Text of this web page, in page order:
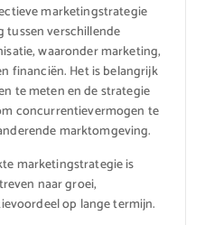
marketingstrategie
tussen verschillende
waaronder marketing,
financiën. Het is belangrijk
te meten en de strategie
concurrentievermogen te
marktomgeving.
marketingstrategie is
naar groei,
op lange termijn.